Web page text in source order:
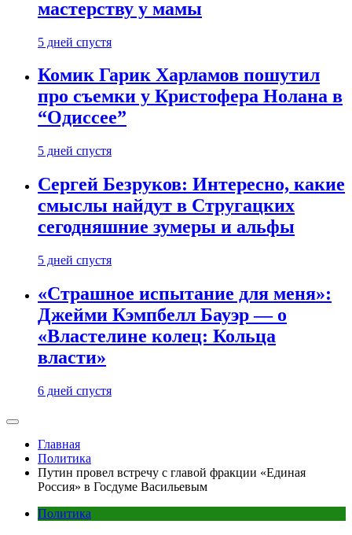
мастерству у мамы
5 дней спустя
Комик Гарик Харламов пошутил
про съемки у Кристофера Нолана в
“Одиссее”
5 дней спустя
Сергей Безруков: Интересно, какие
смыслы найдут в Стругацких
сегодняшние зумеры и альфы
5 дней спустя
«Страшное испытание для меня»:
Джейми Кэмпбелл Бауэр — о
«Властелине колец: Кольца
власти»
6 дней спустя
Главная
Политика
Путин провел встречу с главой фракции «Единая
Россия» в Госдуме Васильевым
Политика